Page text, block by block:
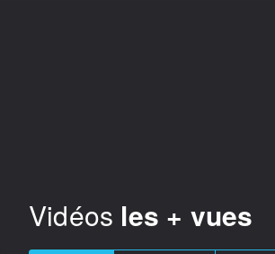
Vidéos les + vues